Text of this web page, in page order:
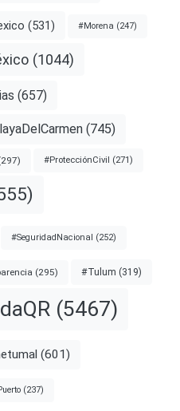
(531) #Morena (247)
(1044)
(657)
(745)
#ProtecciónCivil (271)
#SeguridadNacional (252)
(295) #Tulum (319)
(5467)
(601)
(237)